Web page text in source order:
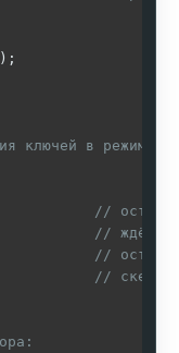
ключей
//
// ждём
//
// скетч